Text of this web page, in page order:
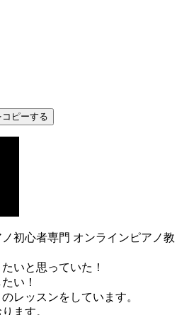
ピーする
初心者専門 オンラインピアノ教
いと思っていた！
い！
レッスンをしています。
ます。